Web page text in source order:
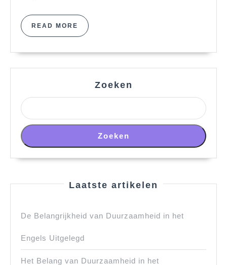
READ MORE READ
MORE
Zoeken
Zoeken
Laatste artikelen
De Belangrijkheid van Duurzaamheid in het
Engels Uitgelegd
Het Belang van Duurzaamheid in het